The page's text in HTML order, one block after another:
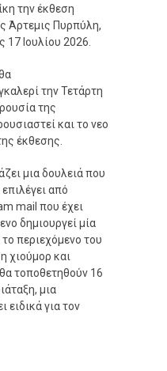
την έκθεση
Άρτεμις Πυρπύλη,
17 Ιουλίου 2026.
την Τετάρτη
της
και το νεο
έκθεσης.
μια δουλειά που
από
mail που έχει
δημιουργεί μία
περιεχόμενο του
χιούμορ και
τοποθετηθούν 16
μια
ειδικά για τον